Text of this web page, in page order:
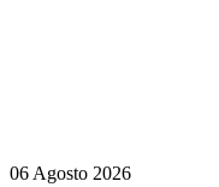
06 Agosto 2026